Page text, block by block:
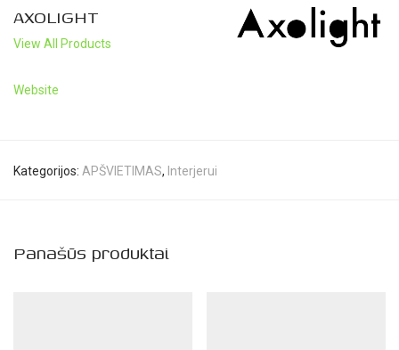
AXOLIGHT
View All Products
Website
Kategorijos: APŠVIETIMAS, Interjerui
Panašūs produktai